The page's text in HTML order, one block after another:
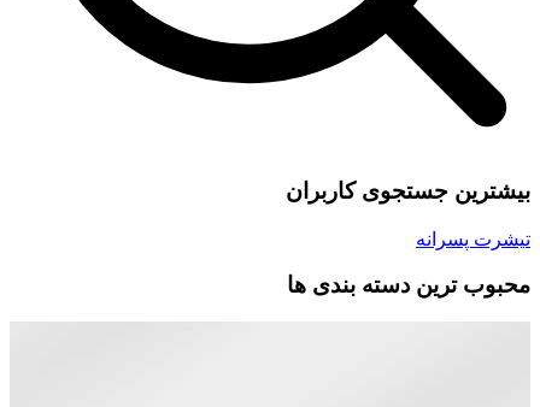
بیشترین جستجوی کاربران
تیشرت پسرانه
محبوب ترین دسته بندی ها